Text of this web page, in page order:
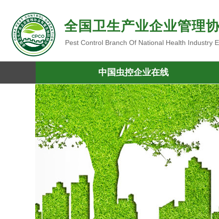
全国卫生产业企业管理
Pest Control Branch Of National Health Industry
中国虫控企业在线